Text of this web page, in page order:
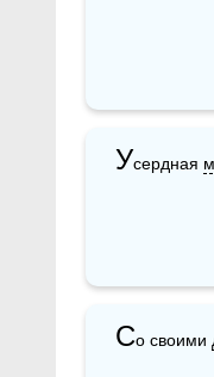
Усердная
Со своими